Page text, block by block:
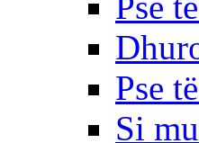
Pse
Si